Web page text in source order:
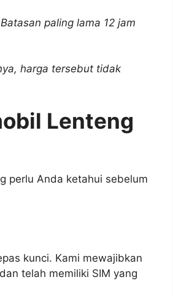
paling lama 12 jam
harga tersebut tidak
Lenteng
perlu Anda ketahui sebelum
kunci. Kami mewajibkan
telah memiliki SIM yang